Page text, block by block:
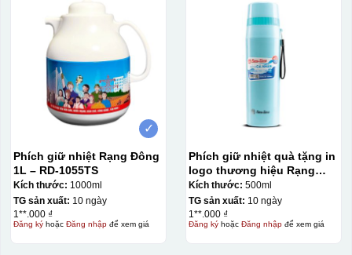
✓
Phích giữ nhiệt Rạng Đông
1L – RD-1055TS
Kích thước: 1000ml
TG sản xuất: 10 ngày
1**.000 ₫
Đăng kýhoặc Đăng nhậpđể xem giá
Phích giữ nhiệt quà tặng in
logo thương hiệu Rạng
Đông 500ml KQ-PGN02
Kích thước: 500ml
TG sản xuất: 10 ngày
1**.000 ₫
Đăng kýhoặc Đăng nhậpđể xem giá